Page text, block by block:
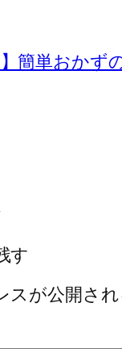
】簡単おか
す
スが公開さ